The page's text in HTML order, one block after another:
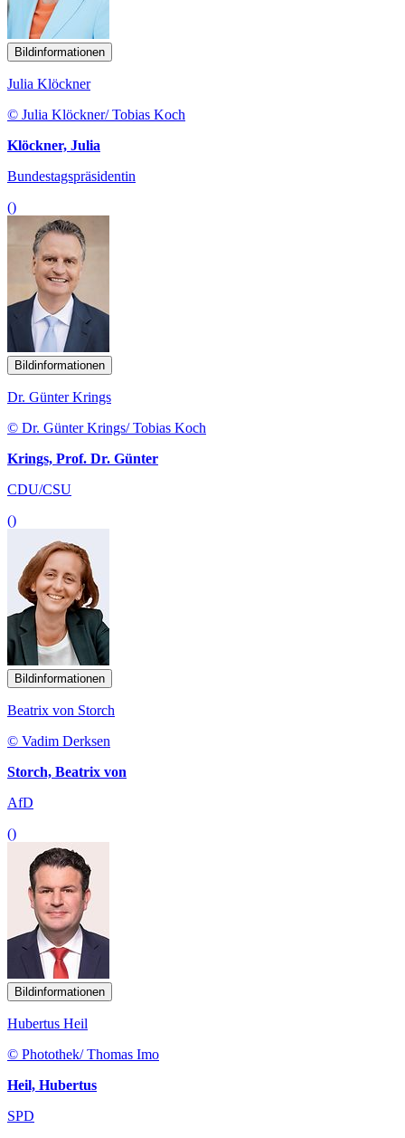
Bildinformationen
Julia Klöckner
© Julia Klöckner/ Tobias Koch
Klöckner, Julia
Bundestagspräsidentin
()
Bildinformationen
Dr. Günter Krings
© Dr. Günter Krings/ Tobias Koch
Krings, Prof. Dr. Günter
CDU/CSU
()
Bildinformationen
Beatrix von Storch
© Vadim Derksen
Storch, Beatrix von
AfD
()
Bildinformationen
Hubertus Heil
© Photothek/ Thomas Imo
Heil, Hubertus
SPD